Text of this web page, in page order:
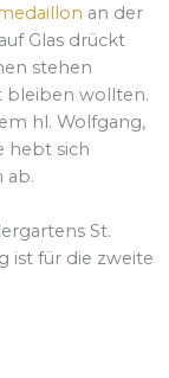
an der
Glas drückt
stehen
bleiben wollten.
hl. Wolfgang,
hebt sich
ab.
St.
ist für die zweite